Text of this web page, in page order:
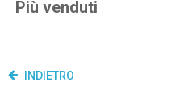
Più venduti
INDIETRO